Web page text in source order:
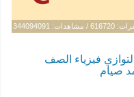
/ مشاهدات: 344094091
فيزياء الصف
صيام